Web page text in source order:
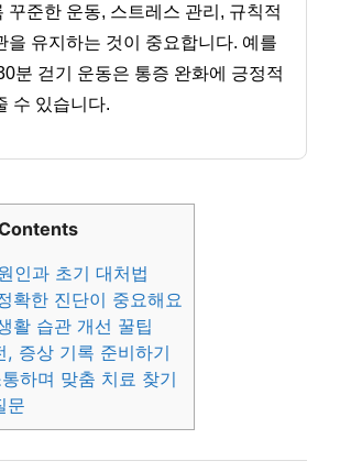
꾸준한 운동, 스트레스 관리, 규칙적
을 유지하는 것이 중요합니다. 예를
분 걷기 운동은 통증 완화에 긍정적
수 있습니다.
인과 초기 대처법
확한 진단이 중요해요
활 습관 개선 꿀팁
, 증상 기록 준비하기
하며 맞춤 치료 찾기
문